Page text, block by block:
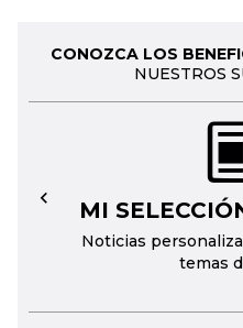
CONOZCA LOS
NUESTROS
MI
Noticias
temas
←